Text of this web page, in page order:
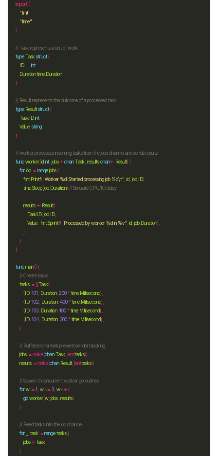
import
"fmt"
"time"
// Task represents a unit of work
typeTaskstruct
ID
int
Durationtime Duration
// Result represents the outcome of a processed task
type Resultstruct
TaskIDint
Value string
// worker processes incoming tasks from the jobs channel and sends results
funcworker(idint, jobs <-chanTask resultschan<- Result
forjob:=rangejobs
fmt Printf("Worker %d: Started processing job %d\n" id job ID
timeSleep(job Duration) // Simulate CPU/IO delay
results <- Result
TaskID: job ID
Value: fmtSprintf("Processed by worker %d in %v" id job Duration
funcmain
// Create tasks
tasks:= []Task
		{
ID: 101 Duration: 200*time Millisecond
		{
ID: 102 Duration: 400*time Millisecond
		{
ID: 103 Duration: 100*time Millisecond
		{
ID: 104 Duration: 300*time Millisecond
// Buffered channels prevent sender blocking
jobs:= make(chanTask , len(tasks
results:= make(chan Result , len(tasks
// Spawn 3 concurrent worker goroutines
forw:=1; w <=3; w++
goworker(w, jobs results
// Feed tasks into the job channel
for
task:=rangetasks
jobs <-task